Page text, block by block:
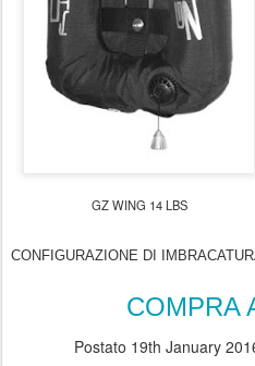
GZ WING 14 LBS
CONFIGURAZIONE DI
COMPRA
Postato 19th January